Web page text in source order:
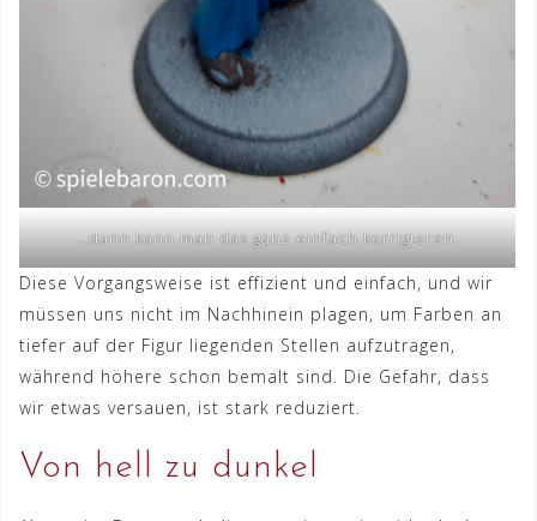
…dann kann man das ganz einfach korrigieren.
Diese Vorgangsweise ist effizient und einfach, und wir
müssen uns nicht im Nachhinein plagen, um Farben an
tiefer auf der Figur liegenden Stellen aufzutragen,
während höhere schon bemalt sind. Die Gefahr, dass
wir etwas versauen, ist stark reduziert.
Von hell zu dunkel